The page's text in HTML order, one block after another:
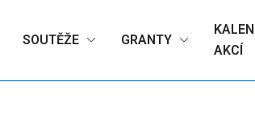
SOUTĚŽE GRANTY
AKCÍ